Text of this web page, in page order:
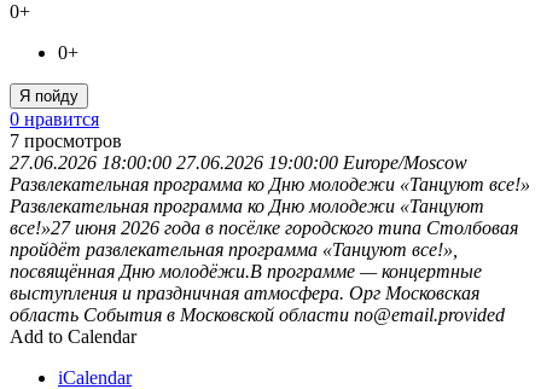
0+
0+
Я пойду
0 нравится
7 просмотров
27.06.2026 18:00:00 27.06.2026 19:00:00 Europe/Moscow
Развлекательная программа ко Дню молодежи «Танцуют все!»
Развлекательная программа ко Дню молодежи «Танцуют
все!»27 июня 2026 года в посёлке городского типа Столбовая
пройдёт развлекательная программа «Танцуют все!»,
посвящённая Дню молодёжи.В программе — концертные
выступления и праздничная атмосфера. Орг Московская
область События в Московской области no@email.provided
Add to Calendar
iCalendar